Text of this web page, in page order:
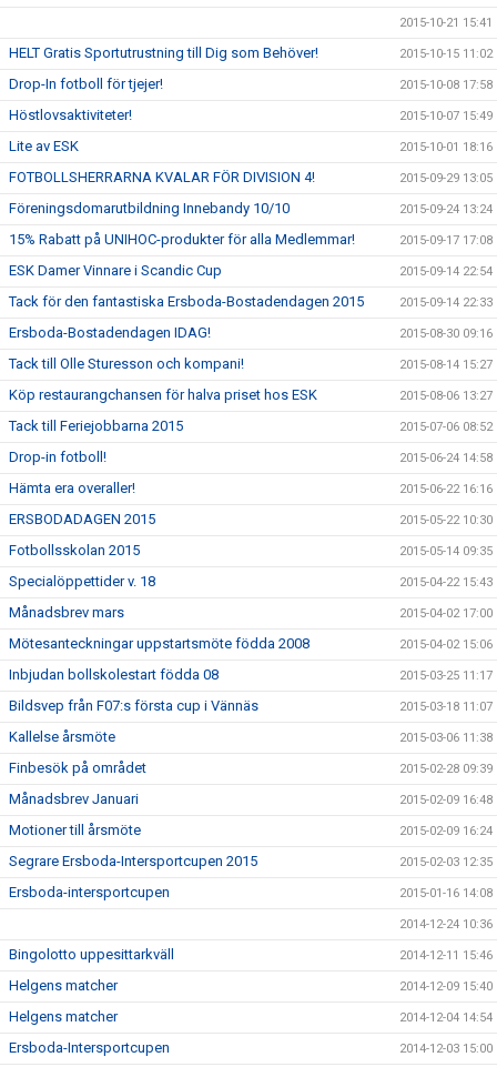
2015-10-21 15:41
HELT Gratis Sportutrustning till Dig som Behöver! 2015-10-15 11:02
Drop-In fotboll för tjejer! 2015-10-08 17:58
Höstlovsaktiviteter! 2015-10-07 15:49
Lite av ESK 2015-10-01 18:16
FOTBOLLSHERRARNA KVALAR FÖR DIVISION 4! 2015-09-29 13:05
Föreningsdomarutbildning Innebandy 10/10 2015-09-24 13:24
15% Rabatt på UNIHOC-produkter för alla Medlemmar! 2015-09-17 17:08
ESK Damer Vinnare i Scandic Cup 2015-09-14 22:54
Tack för den fantastiska Ersboda-Bostadendagen 2015 2015-09-14 22:33
Ersboda-Bostadendagen IDAG! 2015-08-30 09:16
Tack till Olle Sturesson och kompani! 2015-08-14 15:27
Köp restaurangchansen för halva priset hos ESK 2015-08-06 13:27
Tack till Feriejobbarna 2015 2015-07-06 08:52
Drop-in fotboll! 2015-06-24 14:58
Hämta era overaller! 2015-06-22 16:16
ERSBODADAGEN 2015 2015-05-22 10:30
Fotbollsskolan 2015 2015-05-14 09:35
Specialöppettider v. 18 2015-04-22 15:43
Månadsbrev mars 2015-04-02 17:00
Mötesanteckningar uppstartsmöte födda 2008 2015-04-02 15:06
Inbjudan bollskolestart födda 08 2015-03-25 11:17
Bildsvep från F07:s första cup i Vännäs 2015-03-18 11:07
Kallelse årsmöte 2015-03-06 11:38
Finbesök på området 2015-02-28 09:39
Månadsbrev Januari 2015-02-09 16:48
Motioner till årsmöte 2015-02-09 16:24
Segrare Ersboda-Intersportcupen 2015 2015-02-03 12:35
Ersboda-intersportcupen 2015-01-16 14:08
2014-12-24 10:36
Bingolotto uppesittarkväll 2014-12-11 15:46
Helgens matcher 2014-12-09 15:40
Helgens matcher 2014-12-04 14:54
Ersboda-Intersportcupen 2014-12-03 15:00